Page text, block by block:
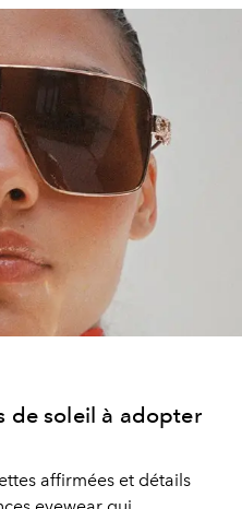
de soleil à adopter
affirmées et détails